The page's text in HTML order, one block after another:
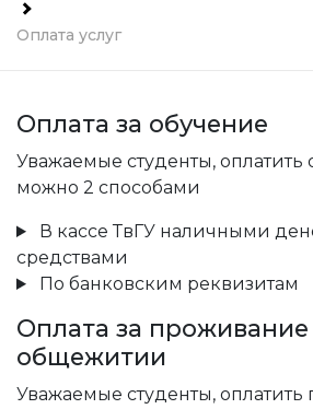
Оплата услуг
Оплата за обучение
Уважаемые студенты, оплатить
можно 2 способами
В кассе ТвГУ наличными
средствами
По банковским реквизитам
Оплата за проживание
общежитии
Уважаемые студенты,